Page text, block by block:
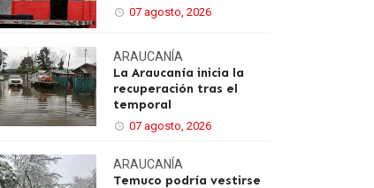
07 agosto, 2026
ARAUCANÍA
La Araucanía inicia la
recuperación tras el
temporal
07 agosto, 2026
ARAUCANÍA
Temuco podría vestirse